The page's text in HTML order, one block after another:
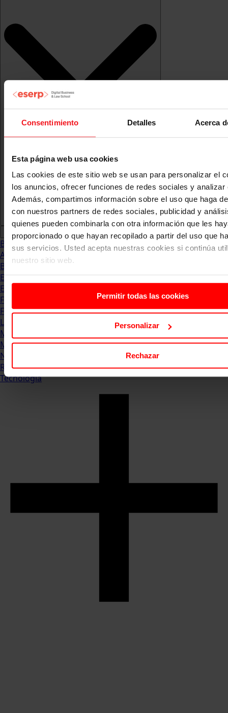
Consentimiento Detalles Acerca
Esta página web usa cookies
Las cookies de este sitio web se usan para personalizar el
los anuncios, ofrecer funciones de redes sociales y analizar
Además, compartimos información sobre el uso que haga
con nuestros partners de redes sociales, publicidad y
quienes pueden combinarla con otra información que les
proporcionado o que hayan recopilado a partir del uso que
sus servicios. Usted acepta nuestras cookies si continúa
nuestro sitio web.
Permitir todas las cookies
Personalizar
Rechazar
Blog
Abogacia
Business
Empleo & Emprendimiento
Empresas
Finanzas
Formación & Estudios
Luxury
Management
Marketing & Comunicación
Negocios
Recursos Humanos
Tecnología